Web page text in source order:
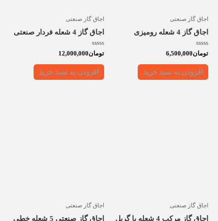
اجاق گاز صنعتی
اجاق گاز 4 شعله رومیزی
امتیاز
0
از
تومان6,500,000
افزودن به سبد خرید
اجاق گاز صنعتی
اجاق گاز 4 شعله فردار صنعتی
امتیاز
0
از
تومان12,000,000
افزودن به سبد خرید
اجاق گاز صنعتی
اجاق گاز مرکب 4 شعله با گریل
اجاق گاز صنعتی
اجاق گاز صنعتی 5 شعله خطی